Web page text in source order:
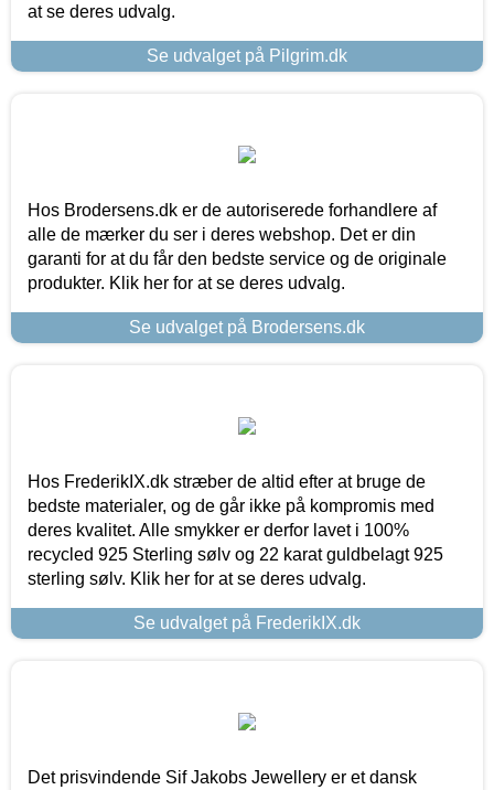
at se deres udvalg.
Se udvalget på Pilgrim.dk
Hos Brodersens.dk er de autoriserede forhandlere af
alle de mærker du ser i deres webshop. Det er din
garanti for at du får den bedste service og de originale
produkter. Klik her for at se deres udvalg.
Se udvalget på Brodersens.dk
Hos FrederikIX.dk stræber de altid efter at bruge de
bedste materialer, og de går ikke på kompromis med
deres kvalitet. Alle smykker er derfor lavet i 100%
recycled 925 Sterling sølv og 22 karat guldbelagt 925
sterling sølv. Klik her for at se deres udvalg.
Se udvalget på FrederikIX.dk
Det prisvindende Sif Jakobs Jewellery er et dansk